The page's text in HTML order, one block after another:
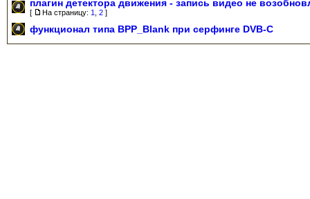
плагин детектора движения - запись видео не
[ На страницу: 1 2 ]
функционал типа BPP_Blank при серфинге DVB-C